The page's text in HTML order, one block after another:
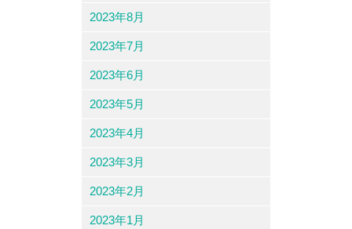
2023年8月
2023年7月
2023年6月
2023年5月
2023年4月
2023年3月
2023年2月
2023年1月